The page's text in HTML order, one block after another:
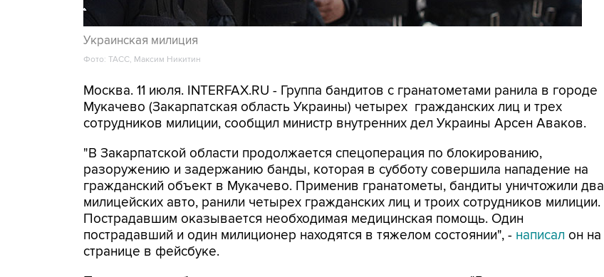
Украинская милиция
Фото: ТАСС, Максим Никитин
Москва. 11 июля. INTERFAX.RU - Группа бандитов с гранатометами ранила в городе
Мукачево (Закарпатская область Украины) четырех гражданских лиц и трех
сотрудников милиции, сообщил министр внутренних дел Украины Арсен Аваков.
"В Закарпатской области продолжается спецоперация по блокированию,
разоружению и задержанию банды, которая в субботу совершила нападение на
гражданский объект в Мукачево. Применив гранатометы, бандиты уничтожили два
милицейских авто, ранили четырех гражданских лиц и троих сотрудников милиции.
Пострадавшим оказывается необходимая медицинская помощь. Один
пострадавший и один милиционер находятся в тяжелом состоянии", - написал он на
странице в фейсбуке.